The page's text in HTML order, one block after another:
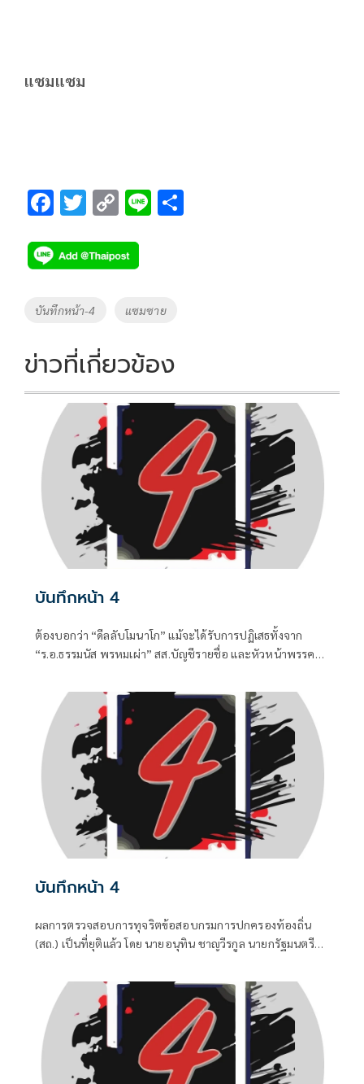
แซมแซม
F
e
b
o
k
T
tt
er
C
p
y
Li
k
Li
Tags
บันทึกหน้า-4 แซมซาย
ข่าวที่เกี่ยวข้อง
บันทึกหน้า 4
ต้องบอกว่า “ดีลลับโมนาโก” แม้จะได้รับการปฏิเสธทั้งจาก
“ร.อ.ธรรมนัส พรหมเผ่า” สส.บัญชีรายชื่อ และหัวหน้าพรรค
รัฐมนตรี ที่ปัจจุบันรั้งเก้าอี้ที่ปรึกษาพรรคเพื่อไทยไปแล้ว แต่
เมื่อมีควันย่อมมีไฟอย่างไรอย่างนั้น จึงทำให้ “อนุทิน ชาญวีร
กูล” นายกรัฐมนตรีและรัฐมนตรีว่าการกระทรวงมหาดไทยถึง
กับประกาศกลางวงประชุมคณะรัฐมนตรีในวันพุธที่ 5 สิงหาคม
บันทึกหน้า 4
ผลการตรวจสอบการทุจริตข้อสอบกรมการปกครองท้องถิ่น
(สถ.) เป็นที่ยุติแล้ว โดย นายอนุทิน ชาญวีรกูล นายกรัฐมนตรี
อย่างที่ควรทำหมดแล้ว จบแล้ว